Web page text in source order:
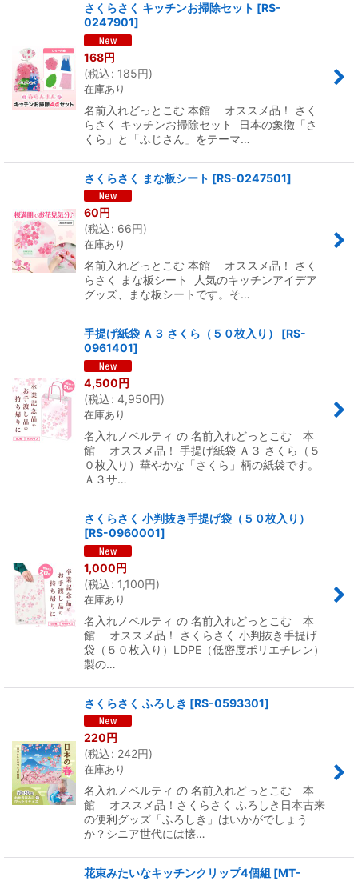
さくらさく キッチンお掃除セット [RS-
0247901]
168円
(税込: 185円)
在庫あり
名前入れどっとこむ 本館 オススメ品！ さく
らさく キッチンお掃除セット 日本の象徴「さ
くら」と「ふじさん」をテーマ…
さくらさく まな板シート [RS-0247501]
60円
(税込: 66円)
在庫あり
名前入れどっとこむ 本館 オススメ品！ さく
らさく まな板シート 人気のキッチンアイデア
グッズ、まな板シートです。そ…
手提げ紙袋 Ａ３ さくら（５０枚入り） [RS-
0961401]
4,500円
(税込: 4,950円)
在庫あり
名入れノベルティ の 名前入れどっとこむ 本
館 オススメ品！ 手提げ紙袋 Ａ３ さくら（５
０枚入り）華やかな「さくら」柄の紙袋です。
Ａ３サ…
さくらさく 小判抜き手提げ袋（５０枚入り）
[RS-0960001]
1,000円
(税込: 1,100円)
在庫あり
名入れノベルティ の 名前入れどっとこむ 本
館 オススメ品！ さくらさく 小判抜き手提げ
袋（５０枚入り）LDPE（低密度ポリエチレン）
製の…
さくらさく ふろしき [RS-0593301]
220円
(税込: 242円)
在庫あり
名入れノベルティ の 名前入れどっとこむ 本
館 オススメ品！さくらさく ふろしき日本古来
の便利グッズ「ふろしき」はいかがでしょう
か？シニア世代には懐…
花束みたいなキッチンクリップ4個組 [MT-